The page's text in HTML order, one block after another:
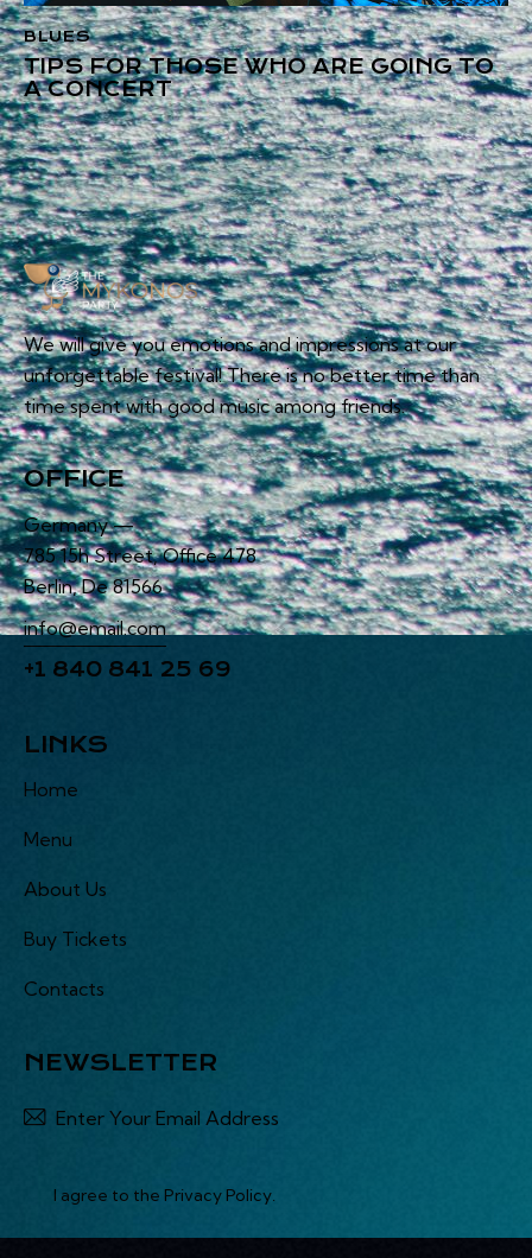
BLUES
TIPS FOR THOSE WHO ARE GOING TO
A CONCERT
We will give you emotions and impressions at our
unforgettable festival! There is no better time than
time spent with good music among friends.
OFFICE
Germany —
785 15h Street, Office 478
Berlin, De 81566
info@email.com
+1 840 841 25 69
LINKS
Home
Menu
About Us
Buy Tickets
Contacts
NEWSLETTER
I agree to the Privacy Policy.